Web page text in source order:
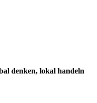
denken, lokal handeln